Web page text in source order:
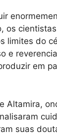
os
limites do
e
em
Altamira,
suas